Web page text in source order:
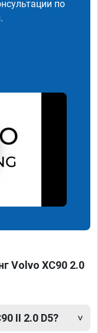
по
Volvo XC90 2.0
II 2.0 D5?